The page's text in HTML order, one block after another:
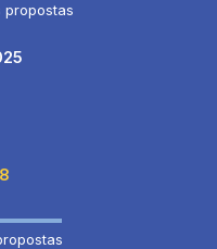
propostas